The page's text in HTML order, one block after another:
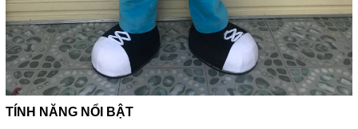
TÍNH NĂNG NỔI BẬT